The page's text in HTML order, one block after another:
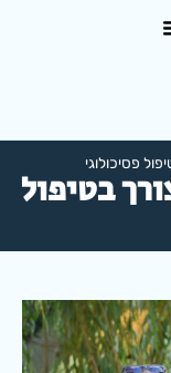
פסיכולוגי
בטיפול